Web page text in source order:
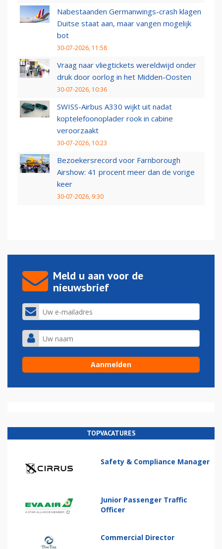
Nabestaanden Germanwings-crash klagen
Duitse staat aan, maar vangen mogelijk
bot
30-07-2026, 11:58
Vraag naar vliegtickets wereldwijd onder
druk door oorlog in het Midden-Oosten
30-07-2026, 10:36
SWISS-Airbus A330 wijkt uit nadat
koptelefoonoplader rook in cabine
veroorzaakt
30-07-2026, 10:23
Bezoekersrecord voor Farnborough
Airshow: 41 procent meer dan de vorige
keer
30-07-2026, 9:30
Meld u aan voor de
nieuwsbrief
TOPVACATURES
Safety & Compliance Manager
Junior Passenger Traffic
Officer
Commercial Director